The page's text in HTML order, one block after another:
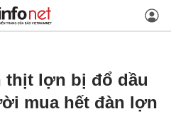
thịt lợn bị đổ dầu
mua hết đàn lợn